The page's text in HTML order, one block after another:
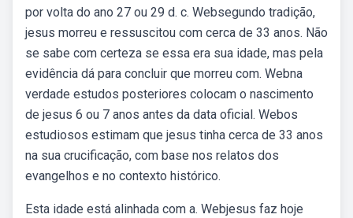
por volta do ano 27 ou 29 d. c. Websegundo tradição,
jesus morreu e ressuscitou com cerca de 33 anos. Não
se sabe com certeza se essa era sua idade, mas pela
evidência dá para concluir que morreu com. Webna
verdade estudos posteriores colocam o nascimento
de jesus 6 ou 7 anos antes da data oficial. Webos
estudiosos estimam que jesus tinha cerca de 33 anos
na sua crucificação, com base nos relatos dos
evangelhos e no contexto histórico.
Esta idade está alinhada com a. Webjesus faz hoje